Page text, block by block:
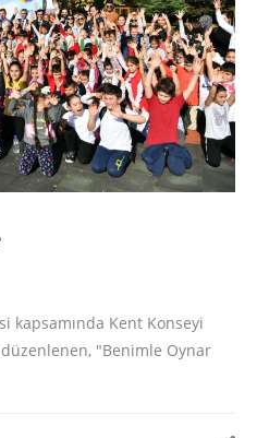
kapsamında Kent Konseyi
"Benimle Oynar